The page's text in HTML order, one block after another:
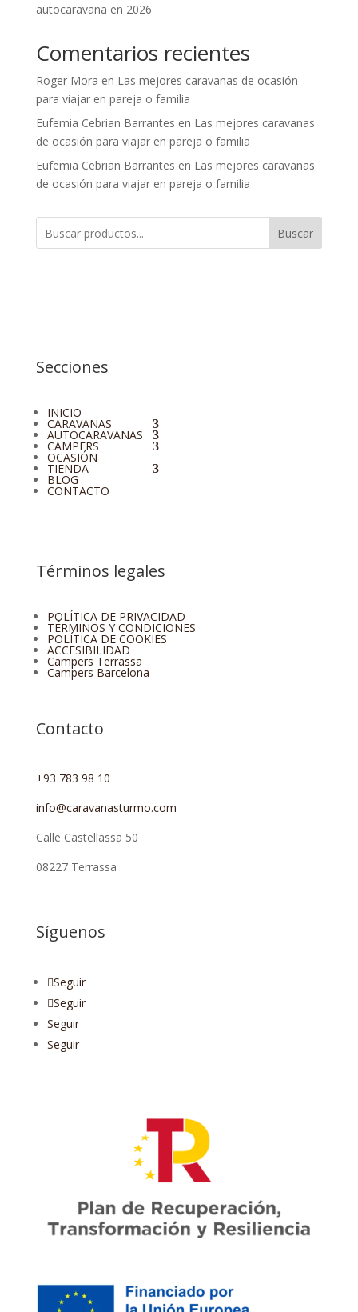
autocaravana en 2026
Comentarios recientes
Roger Mora en Las mejores caravanas de ocasión
para viajar en pareja o familia
Eufemia Cebrian Barrantes en Las mejores caravanas
de ocasión para viajar en pareja o familia
Eufemia Cebrian Barrantes en Las mejores caravanas
de ocasión para viajar en pareja o familia
Buscar
Secciones
INICIO
CARAVANAS
AUTOCARAVANAS
CAMPERS
OCASIÓN
TIENDA
BLOG
CONTACTO
Términos legales
POLÍTICA DE PRIVACIDAD
TÉRMINOS Y CONDICIONES
POLÍTICA DE COOKIES
ACCESIBILIDAD
Campers Terrassa
Campers Barcelona
Contacto
+93 783 98 10
info@caravanasturmo.com
Calle Castellassa 50
08227 Terrassa
Síguenos
Seguir
Seguir
Seguir
Seguir